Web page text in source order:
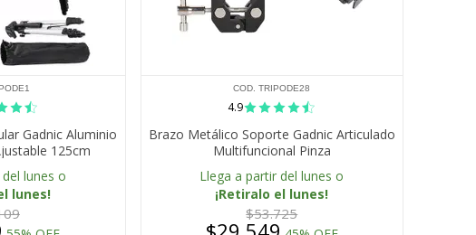
Gadnic Aluminio
125cm
lunes o
lunes!
COD. TRIPODE28
4.9
Brazo Metálico Soporte Gadnic Articulado
Multifuncional Pinza
Llega a partir del lunes o
¡Retiralo el lunes!
$53.725